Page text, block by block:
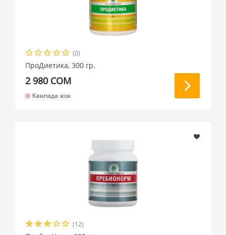
Фолий кислотасы
Хром
Цинк
(0)
ПроДиетика, 300 гр.
2 980 СОМ
Кампада жок
(12)